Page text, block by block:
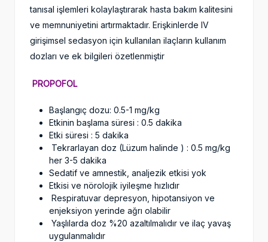
tanısal işlemleri kolaylaştırarak hasta bakım kalitesini
ve memnuniyetini artırmaktadır. Erişkinlerde IV
girişimsel sedasyon için kullanılan ilaçların kullanım
dozları ve ek bilgileri özetlenmiştir
PROPOFOL
Başlangıç dozu: 0.5-1 mg/kg
Etkinin başlama süresi : 0.5 dakika
Etki süresi : 5 dakika
Tekrarlayan doz (Lüzum halinde ) : 0.5 mg/kg
her 3-5 dakika
Sedatif ve amnestik, analjezik etkisi yok
Etkisi ve nörolojik iyileşme hızlıdır
Respiratuvar depresyon, hipotansiyon ve
enjeksiyon yerinde ağrı olabilir
Yaşlılarda doz %20 azaltılmalıdır ve ilaç yavaş
uygulanmalıdır